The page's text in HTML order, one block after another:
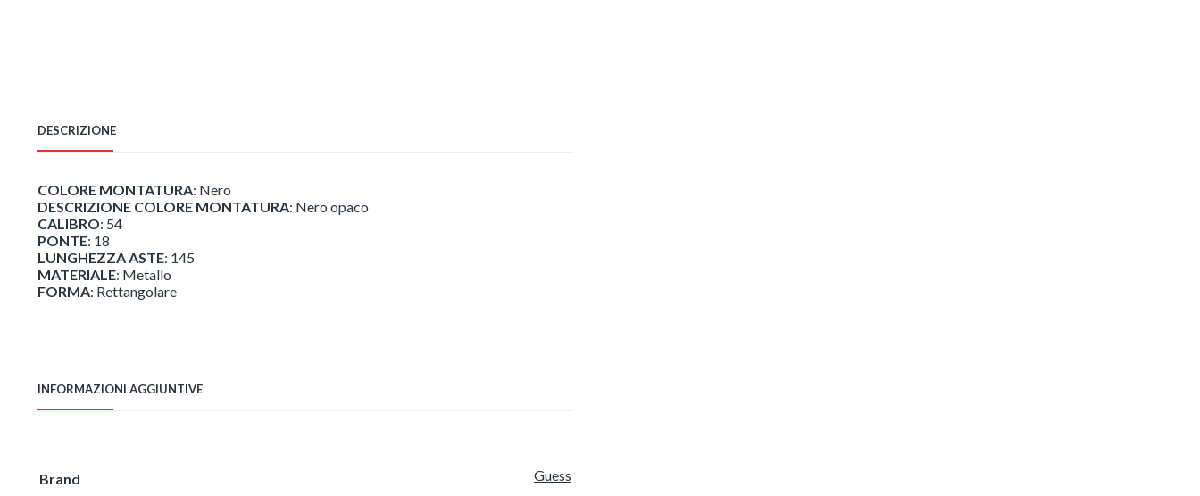
DESCRIZIONE
COLORE MONTATURA: Nero
DESCRIZIONE COLORE MONTATURA: Nero opaco
CALIBRO: 54
PONTE: 18
LUNGHEZZA ASTE: 145
MATERIALE: Metallo
FORMA: Rettangolare
INFORMAZIONI AGGIUNTIVE
Brand Guess